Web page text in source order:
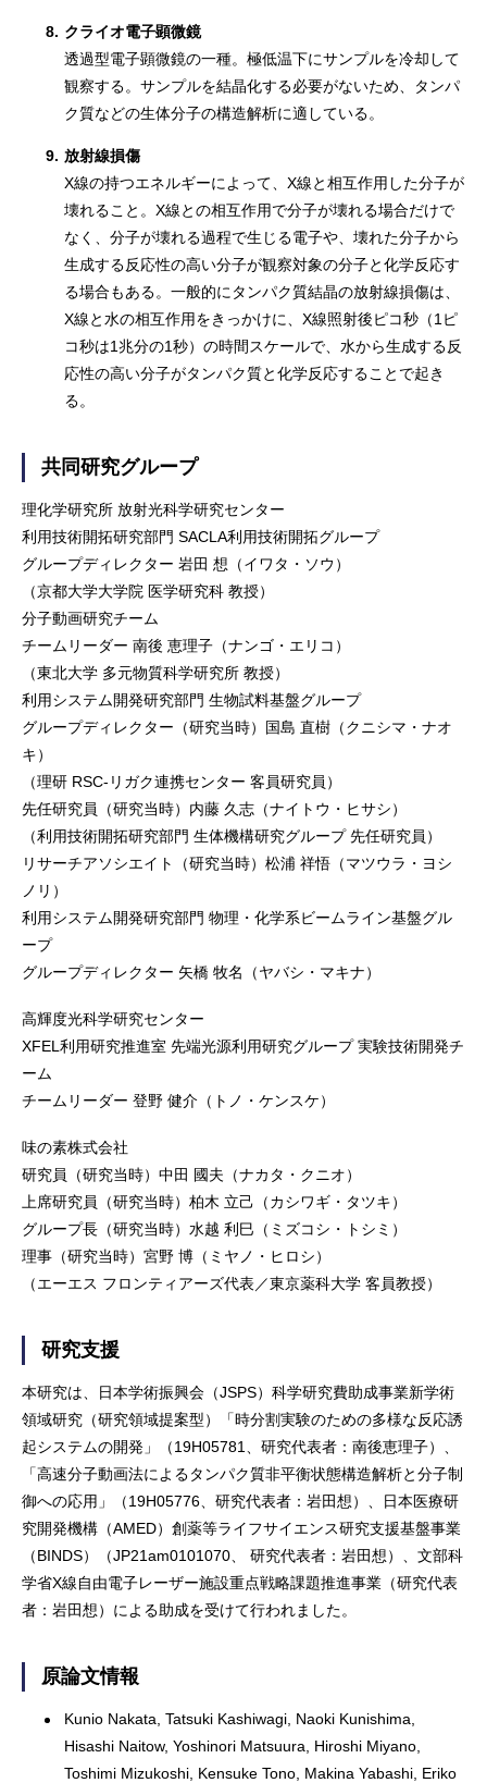
8. クライオ電子顕微鏡
透過型電子顕微鏡の一種。極低温下にサンプルを冷却して
観察する。サンプルを結晶化する必要がないため、タンパ
ク質などの生体分子の構造解析に適している。
9. 放射線損傷
X線の持つエネルギーによって、X線と相互作用した分子が
壊れること。X線との相互作用で分子が壊れる場合だけで
なく、分子が壊れる過程で生じる電子や、壊れた分子から
生成する反応性の高い分子が観察対象の分子と化学反応す
る場合もある。一般的にタンパク質結晶の放射線損傷は、
X線と水の相互作用をきっかけに、X線照射後ピコ秒（1ピ
コ秒は1兆分の1秒）の時間スケールで、水から生成する反
応性の高い分子がタンパク質と化学反応することで起き
る。
共同研究グループ
理化学研究所 放射光科学研究センター
利用技術開拓研究部門 SACLA利用技術開拓グループ
グループディレクター 岩田 想（イワタ・ソウ）
（京都大学大学院 医学研究科 教授）
分子動画研究チーム
チームリーダー 南後 恵理子（ナンゴ・エリコ）
（東北大学 多元物質科学研究所 教授）
利用システム開発研究部門 生物試料基盤グループ
グループディレクター（研究当時）国島 直樹（クニシマ・ナオ
キ）
（理研 RSC-リガク連携センター 客員研究員）
先任研究員（研究当時）内藤 久志（ナイトウ・ヒサシ）
（利用技術開拓研究部門 生体機構研究グループ 先任研究員）
リサーチアソシエイト（研究当時）松浦 祥悟（マツウラ・ヨシ
ノリ）
利用システム開発研究部門 物理・化学系ビームライン基盤グル
ープ
グループディレクター 矢橋 牧名（ヤバシ・マキナ）
高輝度光科学研究センター
XFEL利用研究推進室 先端光源利用研究グループ 実験技術開発チ
ーム
チームリーダー 登野 健介（トノ・ケンスケ）
味の素株式会社
研究員（研究当時）中田 國夫（ナカタ・クニオ）
上席研究員（研究当時）柏木 立己（カシワギ・タツキ）
グループ長（研究当時）水越 利巳（ミズコシ・トシミ）
理事（研究当時）宮野 博（ミヤノ・ヒロシ）
（エーエス フロンティアーズ代表／東京薬科大学 客員教授）
研究支援
本研究は、日本学術振興会（JSPS）科学研究費助成事業新学術
領域研究（研究領域提案型）「時分割実験のための多様な反応誘
起システムの開発」（19H05781、研究代表者：南後恵理子）、
「高速分子動画法によるタンパク質非平衡状態構造解析と分子制
御への応用」（19H05776、研究代表者：岩田想）、日本医療研
究開発機構（AMED）創薬等ライフサイエンス研究支援基盤事業
（BINDS）（JP21am0101070、 研究代表者：岩田想）、文部科
学省X線自由電子レーザー施設重点戦略課題推進事業（研究代表
者：岩田想）による助成を受けて行われました。
原論文情報
Kunio Nakata, Tatsuki Kashiwagi, Naoki Kunishima,
Hisashi Naitow, Yoshinori Matsuura, Hiroshi Miyano,
Toshimi Mizukoshi, Kensuke Tono, Makina Yabashi, Eriko